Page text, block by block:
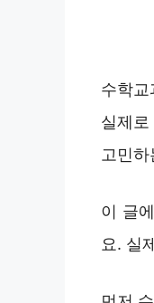
수학
실제
고민
이 글
요. 실